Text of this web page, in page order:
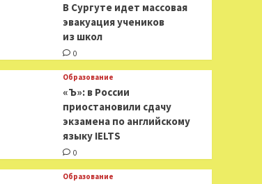
В Сургуте идет массовая
эвакуация учеников
из школ
0
Образование
«Ъ»: в России
приостановили сдачу
экзамена по английскому
языку IELTS
0
Образование